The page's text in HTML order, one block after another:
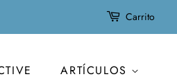
Carrito
ARTÍCULOS